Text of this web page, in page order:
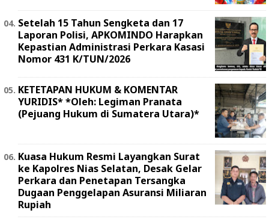
Setelah 15 Tahun Sengketa dan 17
Laporan Polisi, APKOMINDO Harapkan
Kepastian Administrasi Perkara Kasasi
Nomor 431 K/TUN/2026
KETETAPAN HUKUM & KOMENTAR
YURIDIS* *Oleh: Legiman Pranata
(Pejuang Hukum di Sumatera Utara)*
Kuasa Hukum Resmi Layangkan Surat
ke Kapolres Nias Selatan, Desak Gelar
Perkara dan Penetapan Tersangka
Dugaan Penggelapan Asuransi Miliaran
Rupiah